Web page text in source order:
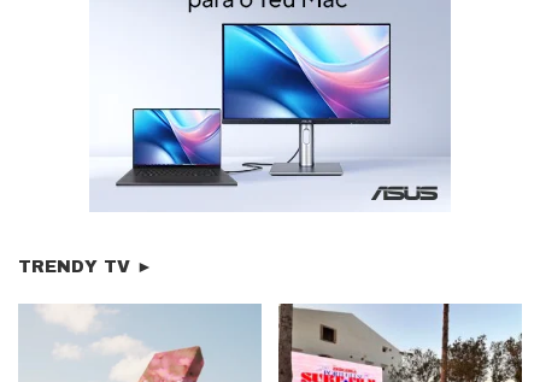
TRENDY TV ►